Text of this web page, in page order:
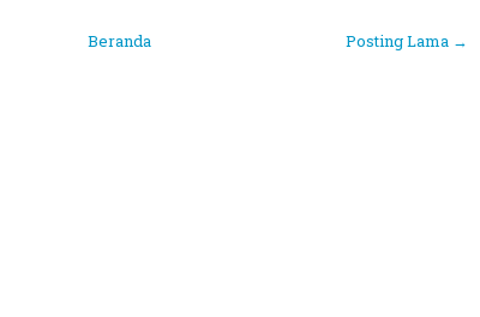
Posting Lama →
Beranda